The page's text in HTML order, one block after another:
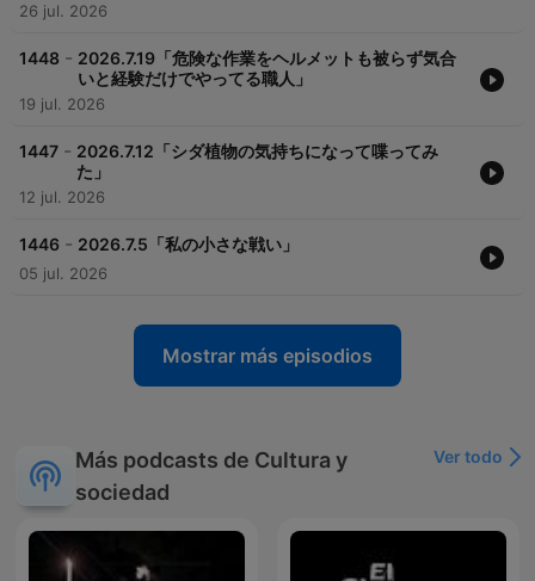
26 jul. 2026
1448 - 2026.7.19「危険な作業をヘルメットも被らず気合
いと経験だけでやってる職人」
19 jul. 2026
1447 - 2026.7.12「シダ植物の気持ちになって喋ってみ
た」
12 jul. 2026
1446 - 2026.7.5「私の小さな戦い」
05 jul. 2026
Mostrar más episodios
Más podcasts de Cultura y
sociedad
Ver todo